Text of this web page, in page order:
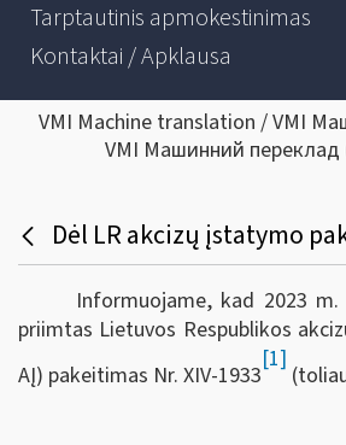
Tarptautinis apmokestinimas
Kontaktai / Apklausa
VMI Machine translation / VMI
VMI Машинний переклад
Dėl LR akcizų įstatymo
Informuojame, kad 2023
priimtas Lietuvos Respublikos
AĮ) pakeitimas Nr. XIV-1933
[1]